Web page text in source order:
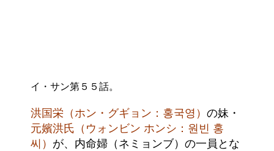
イ・サン第５５話。
洪国栄（ホン・グギョン：홍국영） の妹・
元嬪洪氏（ウォンビン ホンシ：원빈 홍
씨） が、内命婦（ネミョンブ）の一員とな